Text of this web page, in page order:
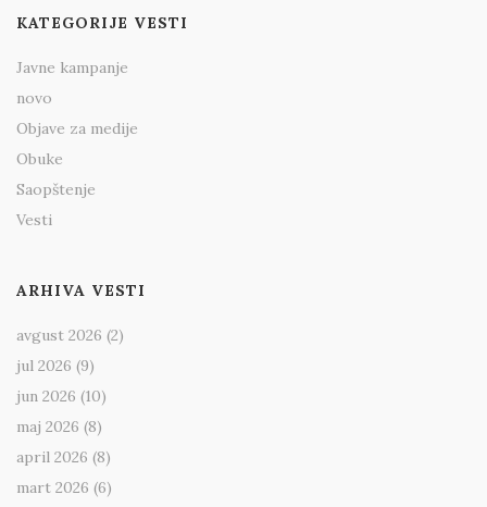
KATEGORIJE VESTI
Javne kampanje
novo
Objave za medije
Obuke
Saopštenje
Vesti
ARHIVA VESTI
avgust 2026 (2)
jul 2026 (9)
jun 2026 (10)
maj 2026 (8)
april 2026 (8)
mart 2026 (6)